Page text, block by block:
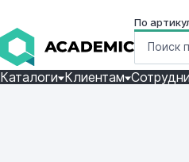
По
Каталоги Клиентам